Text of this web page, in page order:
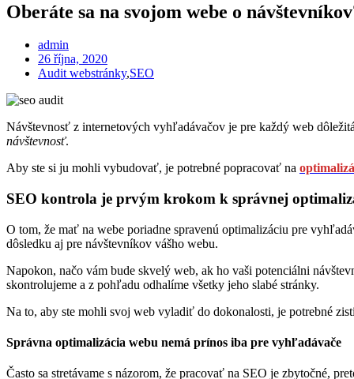
Oberáte sa na svojom webe o
admin
Posted
on
26 října, 2020
Audit webstránky,SEO
Návštevnosť z internetových vyhľadávačov je pre každý web
návštevnosť.
Aby ste si ju mohli vybudovať, je potrebné popracovať na
SEO kontrola je prvým krokom k správnej
O tom, že mať na webe poriadne spravenú optimalizáciu pre
dôsledku aj pre návštevníkov vášho webu.
Napokon, načo vám bude skvelý web, ak ho vaši potenciálni
skontrolujeme a z pohľadu odhalíme všetky jeho slabé stránky.
Na to, aby ste mohli svoj web vyladiť do dokonalosti, je potrebné
Správna optimalizácia webu nemá prínos iba pre vyhľadávače
Často sa stretávame s názorom, že pracovať na SEO je zbytočné,